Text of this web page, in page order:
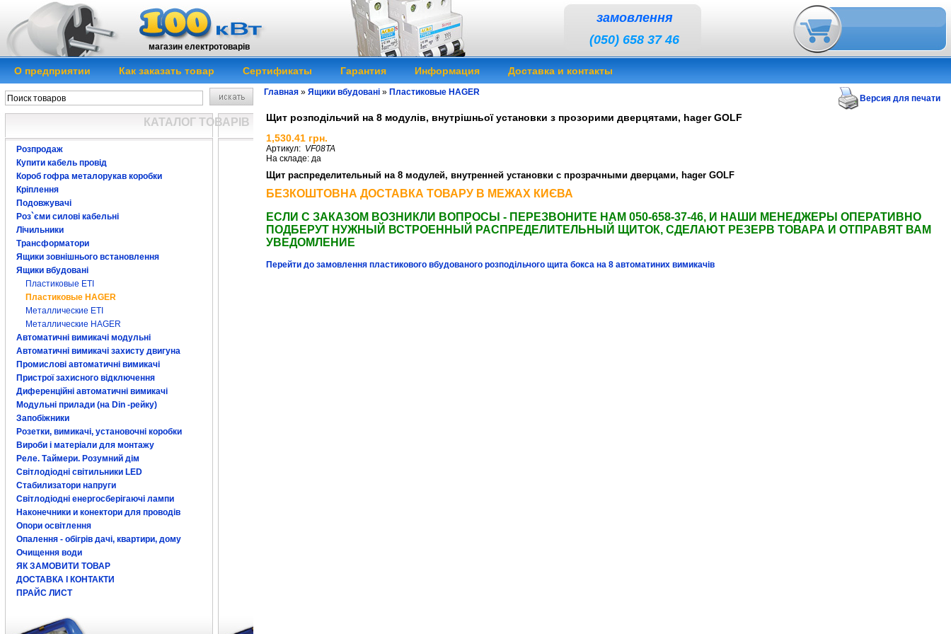
магазин електротоварів
замовлення
(050) 658 37 46
О предприятии Как заказать товар Сертификаты Гарантия Информация Доставка и контакты
КАТАЛОГ ТОВАРІВ
Розпродаж
Купити кабель провід
Короб гофра металорукав коробки
Кріплення
Подовжувачі
Роз`єми силові кабельні
Лічильники
Трансформатори
Ящики зовнішнього встановлення
Ящики вбудовані
Пластиковые ЕTI
Пластиковые HAGER
Металлические ETI
Металлические HAGER
Автоматичні вимикачі модульні
Автоматичні вимикачі захисту двигуна
Промислові автоматичні вимикачі
Пристрої захисного відключення
Диференційні автоматичні вимикачі
Модульні прилади (на Din -рейку)
Запобіжники
Розетки, вимикачі, установочні коробки
Вироби і матеріали для монтажу
Реле. Таймери. Розумний дім
Світлодіодні світильники LED
Стабилизатори напруги
Світлодіодні енергосберігаючі лампи
Наконечники и конектори для проводів
Опори освітлення
Опалення - обігрів дачі, квартири, дому
Очищення води
ЯК ЗАМОВИТИ ТОВАР
ДОСТАВКА І КОНТАКТИ
ПРАЙС ЛИСТ
Главная » Ящики вбудовані » Пластиковые HAGER
Версия для печати
Щит розподільчий на 8 модулів, внутрішньої установки з прозорими дверцятами, hager GOLF
1,530.41 грн.
Артикул: VF08TA
На складе: да
Щит распределительный на 8 модулей, внутренней установки с прозрачными дверцами, hager GOLF
БЕЗКОШТОВНА ДОСТАВКА ТОВАРУ В МЕЖАХ КИЄВА
ЕСЛИ С ЗАКАЗОМ ВОЗНИКЛИ ВОПРОСЫ - ПЕРЕЗВОНИТЕ НАМ 050-658-37-46, И НАШИ МЕНЕДЖЕРЫ ОПЕРАТИВНО
ПОДБЕРУТ НУЖНЫЙ ВСТРОЕННЫЙ РАСПРЕДЕЛИТЕЛЬНЫЙ ЩИТОК, СДЕЛАЮТ РЕЗЕРВ ТОВАРА И ОТПРАВЯТ ВАМ
УВЕДОМЛЕНИЕ
Перейти до замовлення пластикового вбудованого розподільчого щита бокса на 8 автоматиних вимикачів